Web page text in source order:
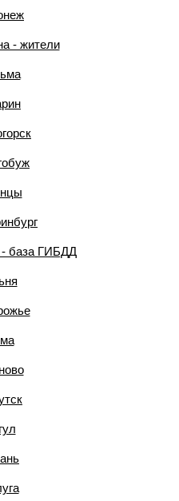
- жители
- база ГИБДД